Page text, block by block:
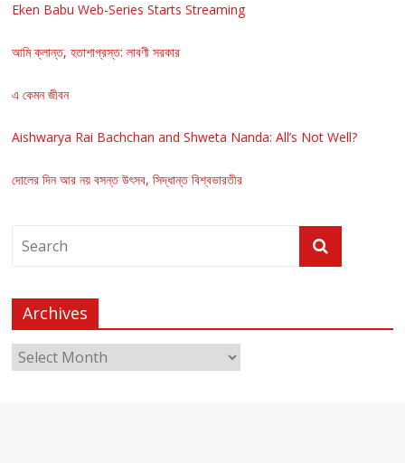
Eken Babu Web-Series Starts Streaming
আমি ক্লান্ত, হতাশাগ্রস্ত: লাবণী সরকার
এ কেমন জীবন
Aishwarya Rai Bachchan and Shweta Nanda: All’s Not Well?
দোলের দিন আর নয় বসন্ত উৎসব, সিদ্ধান্ত বিশ্বভারতীর
Archives